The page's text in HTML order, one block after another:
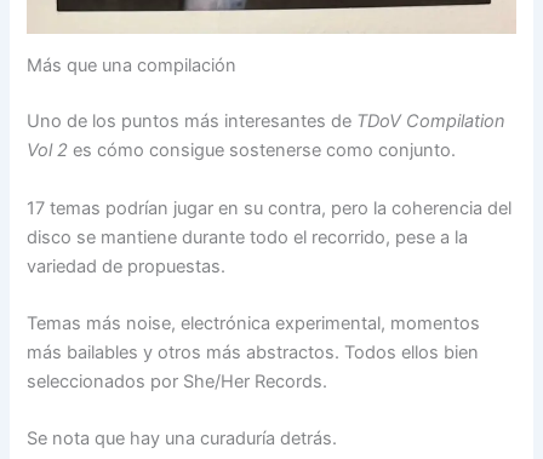
Más que una compilación
Uno de los puntos más interesantes de TDoV Compilation
Vol 2 es cómo consigue sostenerse como conjunto.
17 temas podrían jugar en su contra, pero la coherencia del
disco se mantiene durante todo el recorrido, pese a la
variedad de propuestas.
Temas más noise, electrónica experimental, momentos
más bailables y otros más abstractos. Todos ellos bien
seleccionados por She/Her Records.
Se nota que hay una curaduría detrás.